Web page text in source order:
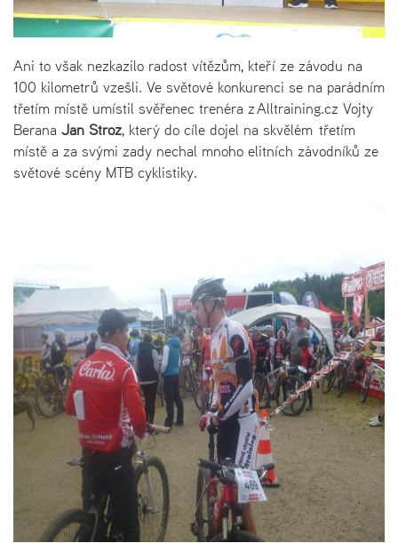
Ani to však nezkazilo radost vítězům, kteří ze závodu na
100 kilometrů vzešli. Ve světové konkurenci se na parádním
třetím místě umístil svěřenec trenéra z Alltraining.cz Vojty
Berana Jan Strož, který do cíle dojel na skvělém třetím
místě a za svými zady nechal mnoho elitních závodníků ze
světové scény MTB cyklistiky.